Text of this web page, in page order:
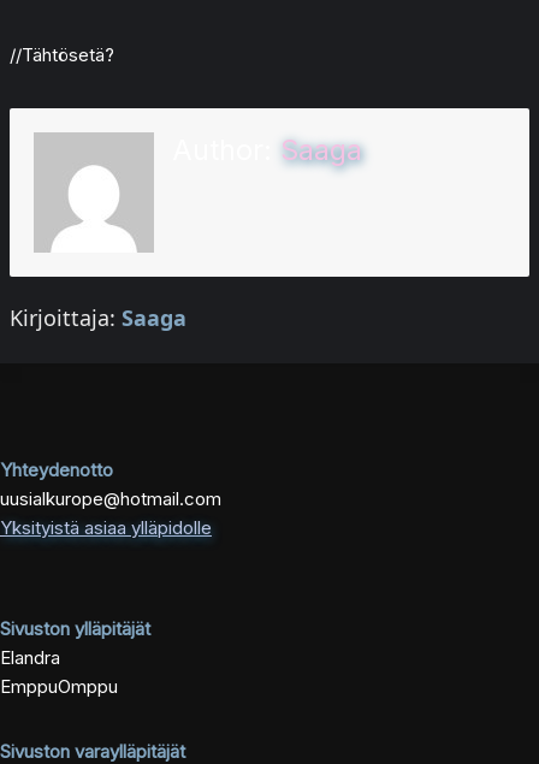
//Tähtösetä?
Saaga
Kirjoittaja: Saaga
Yhteydenotto
uusialkurope@hotmail.com
Yksityistä asiaa ylläpidolle
Sivuston ylläpitäjät
Elandra
EmppuOmppu
Sivuston varaylläpitäjät